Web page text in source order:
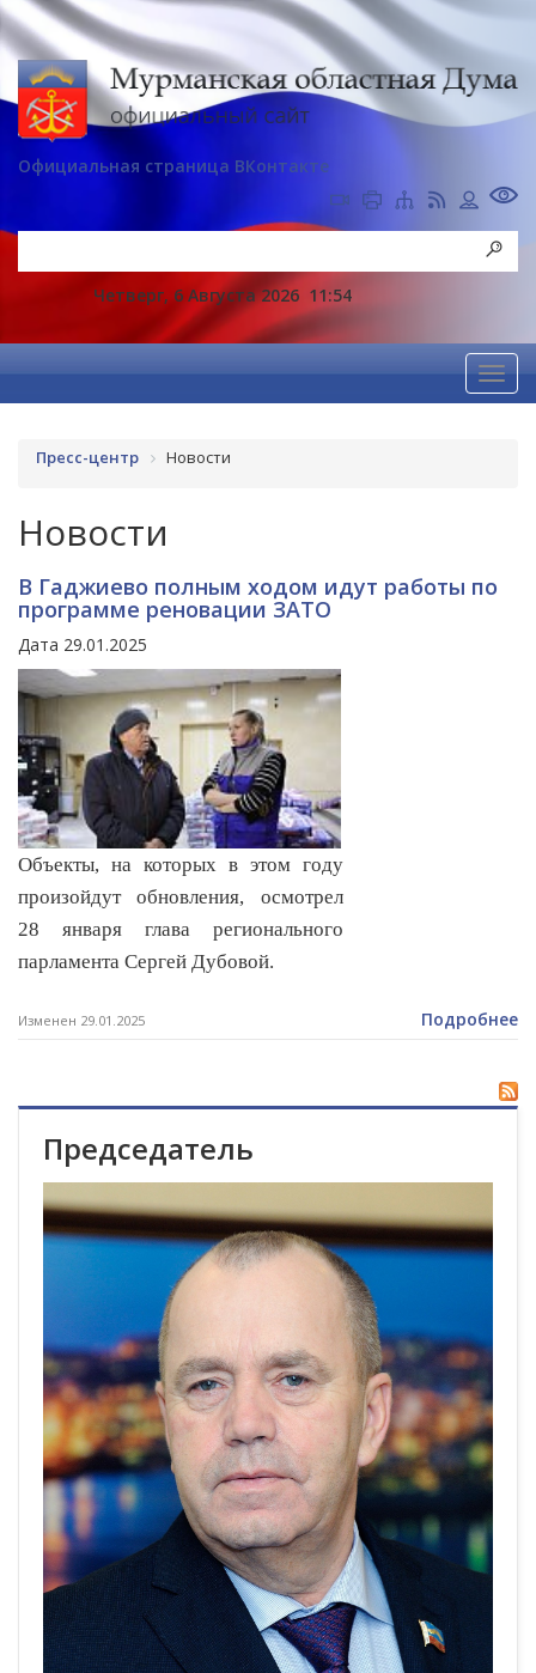
Официальная страница ВКонтакте
Четверг, 6 Августа 2026 11:54
Пресс-центр Новости
Новости
В Гаджиево полным ходом идут работы по
программе реновации ЗАТО
Дата 29.01.2025
Объекты, на которых в этом году
произойдут обновления, осмотрел
28 января глава регионального
парламента Сергей Дубовой.
Изменен 29.01.2025 Подробнее
Председатель